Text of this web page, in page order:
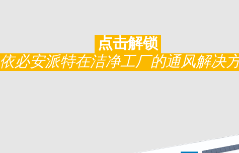
点击解锁
依必安派特在洁净工厂的通风解决